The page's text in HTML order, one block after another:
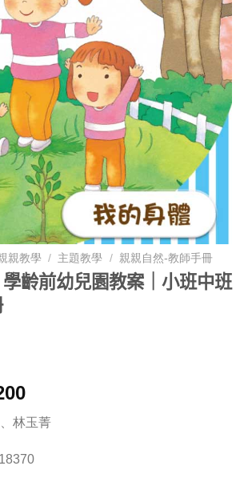
親教學 / 主題教學 / 親親自然-教師手冊
學齡前幼兒園教案｜小班中班
。
目
前
價
格：
NT$200。
林玉菁